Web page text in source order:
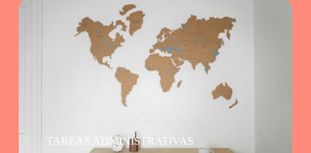
TAREAS ADMINISTRATIVAS